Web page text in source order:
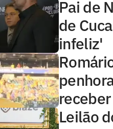
Pai de
de
infeliz'
receber
Leilão